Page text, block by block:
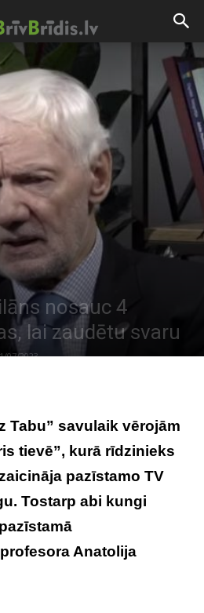
nosauc 4
lai zaudētu svaru
07/2023
Tabu” savulaik vērojām
tievē”, kurā rīdzinieks
pazīstamo TV
Tostarp abi kungi
Anatolija